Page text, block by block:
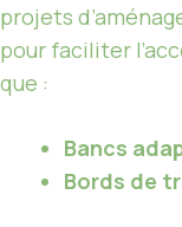
projets
pour faciliter
que :
Bancs
Bords de